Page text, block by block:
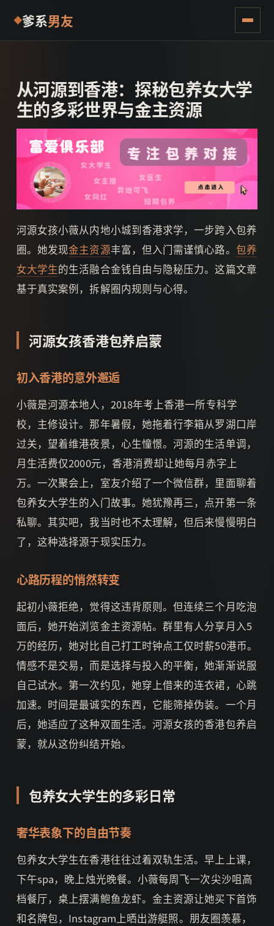
爹系男友
从河源到香港：探秘包养女大学
生的多彩世界与金主资源
河源女孩小薇从内地小城到香港求学，一步跨入包养
圈。她发现金主资源丰富，但入门需谨慎心路。 包养
女大学生的生活融合金钱自由与隐秘压力。这篇文章
基于真实案例，拆解圈内规则与心得。
河源女孩香港包养启蒙
初入香港的意外邂逅
小薇是河源本地人，2018年考上香港一所专科学
校，主修设计。那年暑假，她拖着行李箱从罗湖口岸
过关，望着维港夜景，心生憧憬。河源的生活单调，
月生活费仅2000元，香港消费却让她每月赤字上
万。一次聚会上，室友介绍了一个微信群，里面聊着
包养女大学生的入门故事。她犹豫再三，点开第一条
私聊。其实吧，我当时也不太理解，但后来慢慢明白
了，这种选择源于现实压力。
心路历程的悄然转变
起初小薇拒绝，觉得这违背原则。但连续三个月吃泡
面后，她开始浏览金主资源帖。群里有人分享月入5
万的经历，她对比自己打工时钟点工仅时薪50港币。
情感不是交易，而是选择与投入的平衡，她渐渐说服
自己试水。第一次约见，她穿上借来的连衣裙，心跳
加速。时间是最诚实的东西，它能筛掉伪装。一个月
后，她适应了这种双面生活。河源女孩的香港包养启
蒙，就从这份纠结开始。
包养女大学生的多彩日常
奢华表象下的自由节奏
包养女大学生在香港往往过着双轨生活。早上上课，
下午spa，晚上烛光晚餐。小薇每周飞一次尖沙咀高
档餐厅，桌上摆满鲍鱼龙虾。金主资源让她买下首饰
和名牌包，Instagram上晒出游艇照。朋友圈羡慕，